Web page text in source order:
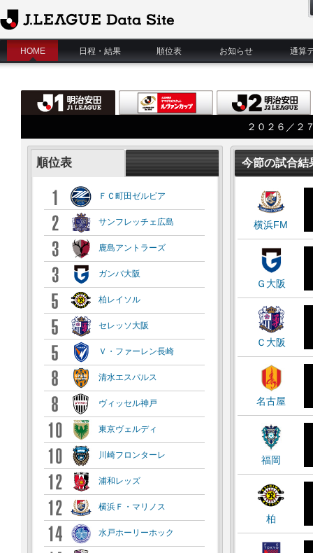
J.League Data Site
HOME
日程・結果 順位表 お知らせ 通算
２０２６／２
今節の試合結
横浜FM
Ｇ大阪
Ｃ大阪
名古屋
福岡
柏
順位表
ＦＣ町田ゼルビア
サンフレッチェ広島
鹿島アントラーズ
ガンバ大阪
柏レイソル
セレッソ大阪
Ｖ・ファーレン長崎
清水エスパルス
ヴィッセル神戸
東京ヴェルディ
川崎フロンターレ
浦和レッズ
横浜Ｆ・マリノス
水戸ホーリーホック